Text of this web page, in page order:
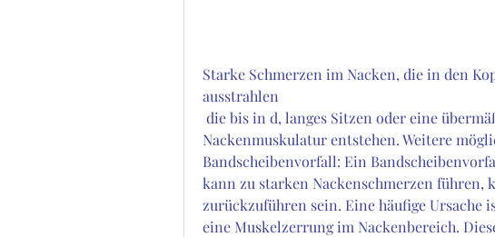
Starke Schmerzen im Nacken, die in den
ausstrahlen
Nackenmuskulatur entstehen. Weitere
Bandscheibenvorfall: Ein
kann zu starken Nackenschmerzen führen,
zurückzuführen sein. Eine häufige Ursache
eine Muskelzerrung im Nackenbereich.